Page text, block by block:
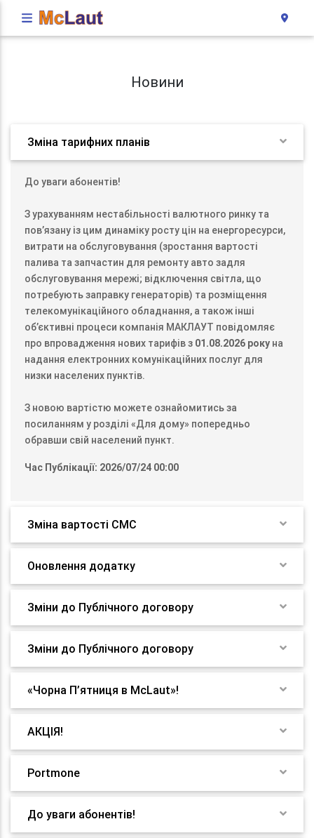
Новини
Зміна тарифних планів
До уваги абонентів!
З урахуванням нестабільності валютного ринку та
пов’язану із цим динаміку росту цін на енергоресурси,
витрати на обслуговування (зростання вартості
палива та запчастин для ремонту авто задля
обслуговування мережі; відключення світла, що
потребують заправку генераторів) та розміщення
телекомунікаційного обладнання, а також інші
об’єктивні процеси компанія МАКЛАУТ повідомляє
про впровадження нових тарифів з 01.08.2026 року на
надання електронних комунікаційних послуг для
низки населених пунктів.
З новою вартістю можете ознайомитись за
посиланням у розділі «Для дому» попередньо
обравши свій населений пункт.
Час Публікації: 2026/07/24 00:00
Зміна вартості СМС
Оновлення додатку
Зміни до Публічного договору
Зміни до Публічного договору
«Чорна П’ятниця в McLaut»!
АКЦІЯ!
Portmone
До уваги абонентів!